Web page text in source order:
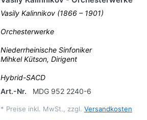
Vasily Kalinnikov (1866 – 1901)
Orchesterwerke
Niederrheinische Sinfoniker
Mihkel Kütson, Dirigent
Hybrid-SACD
Art.-Nr.
MDG 952 2240-6
* Preise inkl. MwSt., zzgl. Versandkosten